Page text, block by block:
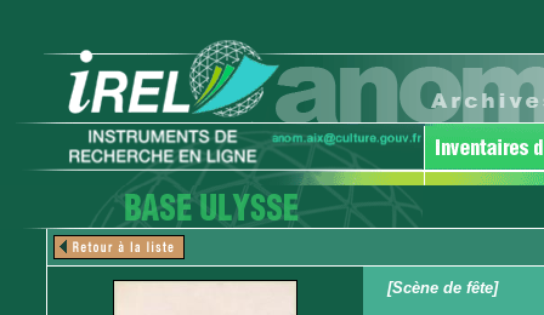
[Scène de fête]